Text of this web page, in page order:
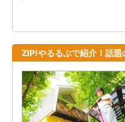
ZIP!やるるぶで紹介！話題